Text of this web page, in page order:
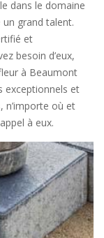
dans le domaine
grand talent.
et
besoin d’eux,
à Beaumont
exceptionnels et
n’importe où et
à eux.